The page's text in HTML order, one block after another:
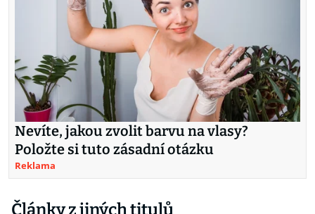
Nevíte, jakou zvolit barvu na vlasy?
Položte si tuto zásadní otázku
Reklama
Články z jiných titulů